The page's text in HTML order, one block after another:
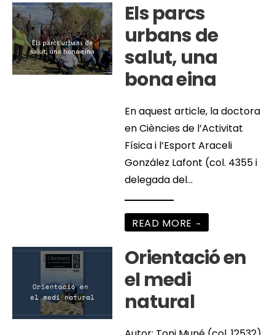
Els parcs
urbans de
salut, una
bona eina
En aquest article, la doctora
en Ciències de l’Activitat
Física i l’Esport Araceli
González Lafont (col. 4355 i
delegada del...
READ MORE →
Orientació en
el medi
natural